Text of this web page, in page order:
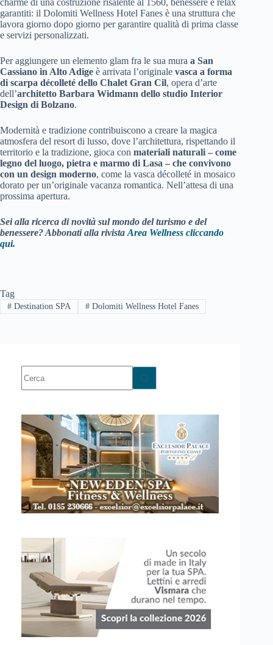
charme di una costruzione risalente al 1560, benessere e relax
garantiti: il Dolomiti Wellness Hotel Fanes è una struttura che
lavora giorno dopo giorno per garantire qualità di prima classe
e servizi personalizzati.
Per aggiungere un elemento glam fra le sua mura a San
Cassiano in Alto Adige è arrivata l’originale vasca a forma
di scarpa décolleté dello Chalet Gran Cil, opera d’arte
dell’architetto Barbara Widmann dello studio Interior
Design di Bolzano.
Modernità e tradizione contribuiscono a creare la magica
atmosfera del resort di lusso, dove l’architettura, rispettando il
territorio e la tradizione, gioca con materiali naturali – come
legno del luogo, pietra e marmo di Lasa – che convivono
con un design moderno, come la vasca décolleté in mosaico
dorato per un’originale vacanza romantica. Nell’attesa di una
prossima apertura.
Sei alla ricerca di novità sul mondo del turismo e del
benessere? Abbonati alla rivista Area Wellness cliccando
qui.
Tag
#Destination SPA #Dolomiti Wellness Hotel Fanes
risultato